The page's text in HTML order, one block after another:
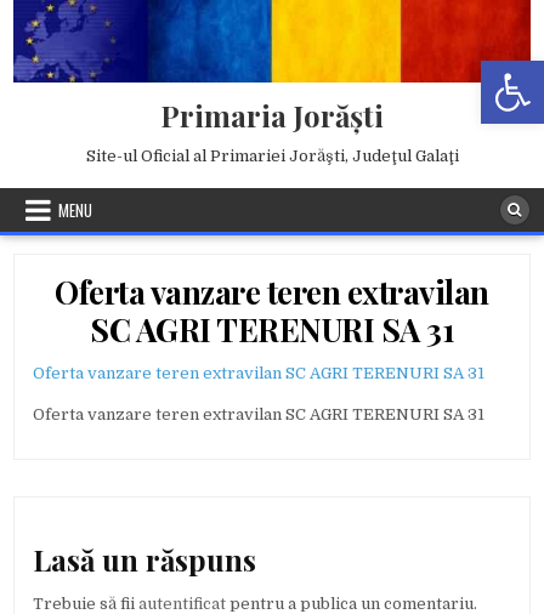
content
Primaria Jorăşti
Site-ul Oficial al Primariei Jorăşti, Judeţul Galaţi
MENU
Oferta vanzare teren extravilan
SC AGRI TERENURI SA 31
Oferta vanzare teren extravilan SC AGRI TERENURI SA 31
Oferta vanzare teren extravilan SC AGRI TERENURI SA 31
Lasă un răspuns
Trebuie să fiiautentificat pentru a publica un comentariu.